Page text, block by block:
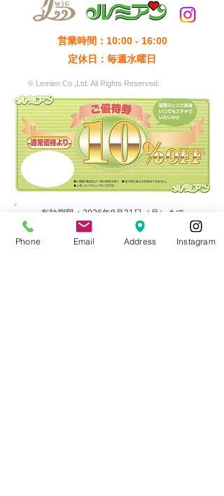
------------------------------------------------------------
------------------
営業時間：10:00 - 16:00
定休日：毎週水曜日
© Lemien Co.,Ltd. All Rights Reserved.
有効期限：2026年8月31日（月）まで
ホームページをご覧いただき来店・ご購入い
Phone Email Address Instagram